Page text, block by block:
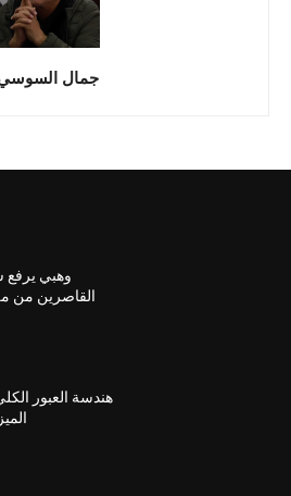
جمال
وهبي
القاصرين من
هندسة العبور